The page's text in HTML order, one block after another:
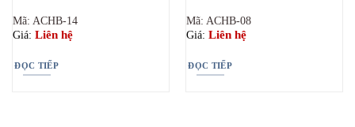
Mã: ACHB-14
Giá: Liên hệ
ĐỌC TIẾP
Mã: ACHB-08
Giá: Liên hệ
ĐỌC TIẾP